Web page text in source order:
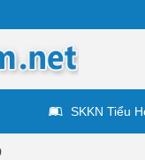
SKKN Tiểu